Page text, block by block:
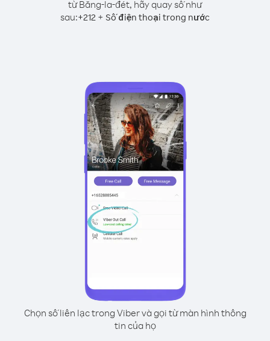
từ Băng-la-đét, hãy quay số như
sau:+212 + Số điện thoại trong nước
Chọn số liên lạc trong Viber và gọi từ màn hình thông
tin của họ